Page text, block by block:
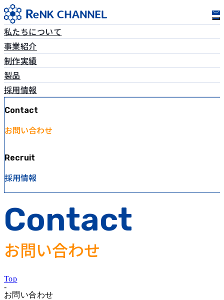
私たちについて
事業紹介
制作実績
製品
採用情報
Contact
お問い合わせ
Recruit
採用情報
Contact
お問い合わせ
Top
-
お問い合わせ